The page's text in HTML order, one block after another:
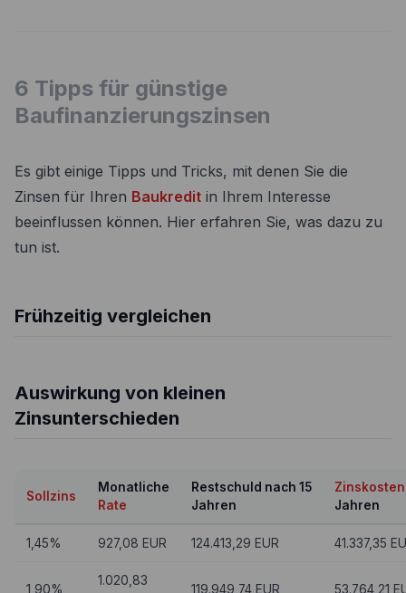
6 Tipps für günstige
Baufinanzierungszinsen
Es gibt einige Tipps und Tricks, mit denen Sie die
Zinsen für Ihren Baukredit in Ihrem Interesse
beeinflussen können. Hier erfahren Sie, was dazu zu
tun ist.
Frühzeitig vergleichen
Auswirkung von kleinen
Zinsunterschieden
Sollzins
Monatliche
Rate
Restschuld nach 15
Jahren
Zinskosten
Jahren
1,45% 927,08 EUR 124.413,29 EUR 41.337,35
1,90%
1.020,83
119.949,74 EUR 53.764,21